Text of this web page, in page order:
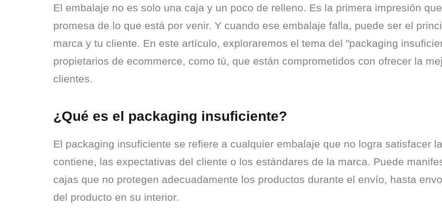
El embalaje no es solo una caja y un poco de relleno. Es la primera impresión
promesa de lo que está por venir. Y cuando ese embalaje falla, puede ser el
marca y tu cliente. En este artículo, exploraremos el tema del "packaging
propietarios de ecommerce, como tú, que están comprometidos con ofrecer la
clientes.
¿Qué es el packaging insuficiente?
El packaging insuficiente se refiere a cualquier embalaje que no logra satisfacer
contiene, las expectativas del cliente o los estándares de la marca. Puede
cajas que no protegen adecuadamente los productos durante el envío, hasta
del producto en su interior.